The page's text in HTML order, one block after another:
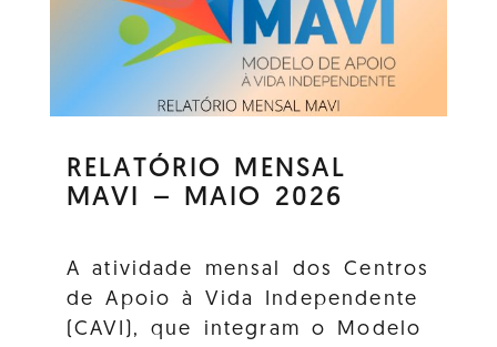
RELATÓRIO MENSAL
MAVI – MAIO 2026
A atividade mensal dos Centros
de Apoio à Vida Independente
(CAVI), que integram o Modelo